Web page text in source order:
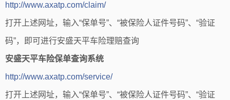
http://www.axatp.com/claim/
打开上述网址，输入“保单号”、“被保险人证件号码”、“验证
码”，即可进行安盛天平车险理赔查询
安盛天平车险保单查询系统
http://www.axatp.com/service/
打开上述网址，输入“保单号”、“被保险人证件号码”、“验证